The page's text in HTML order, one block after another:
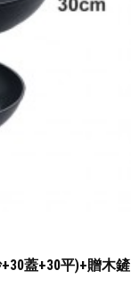
蓋+30平)+贈木鏟